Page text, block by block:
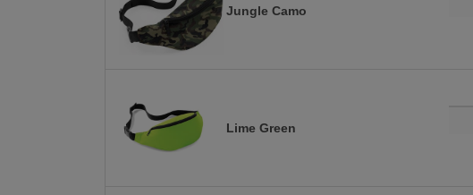
Jungle Camo
Lime Green